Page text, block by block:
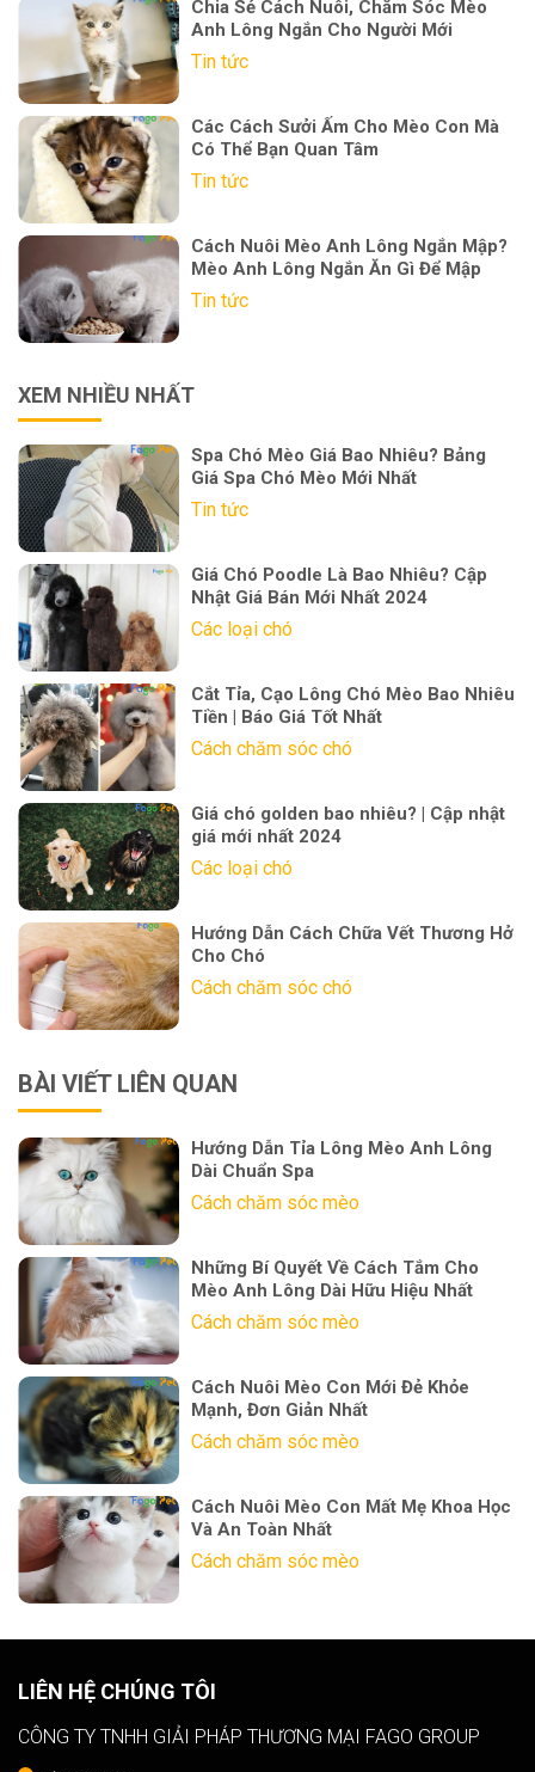
Chia Sẻ Cách Nuôi, Chăm Sóc Mèo
Anh Lông Ngắn Cho Người Mới
Tin tức
Các Cách Sưởi Ấm Cho Mèo Con Mà
Có Thể Bạn Quan Tâm
Tin tức
Cách Nuôi Mèo Anh Lông Ngắn Mập?
Mèo Anh Lông Ngắn Ăn Gì Để Mập
Tin tức
XEM NHIỀU NHẤT
Spa Chó Mèo Giá Bao Nhiêu? Bảng
Giá Spa Chó Mèo Mới Nhất
Tin tức
Giá Chó Poodle Là Bao Nhiêu? Cập
Nhật Giá Bán Mới Nhất 2024
Các loại chó
Cắt Tỉa, Cạo Lông Chó Mèo Bao Nhiêu
Tiền | Báo Giá Tốt Nhất
Cách chăm sóc chó
Giá chó golden bao nhiêu? | Cập nhật
giá mới nhất 2024
Các loại chó
Hướng Dẫn Cách Chữa Vết Thương Hở
Cho Chó
Cách chăm sóc chó
BÀI VIẾT LIÊN QUAN
Hướng Dẫn Tỉa Lông Mèo Anh Lông
Dài Chuẩn Spa
Cách chăm sóc mèo
Những Bí Quyết Về Cách Tắm Cho
Mèo Anh Lông Dài Hữu Hiệu Nhất
Cách chăm sóc mèo
Cách Nuôi Mèo Con Mới Đẻ Khỏe
Mạnh, Đơn Giản Nhất
Cách chăm sóc mèo
Cách Nuôi Mèo Con Mất Mẹ Khoa Học
Và An Toàn Nhất
Cách chăm sóc mèo
LIÊN HỆ CHÚNG TÔI
CÔNG TY TNHH GIẢI PHÁP THƯƠNG MẠI FAGO GROUP